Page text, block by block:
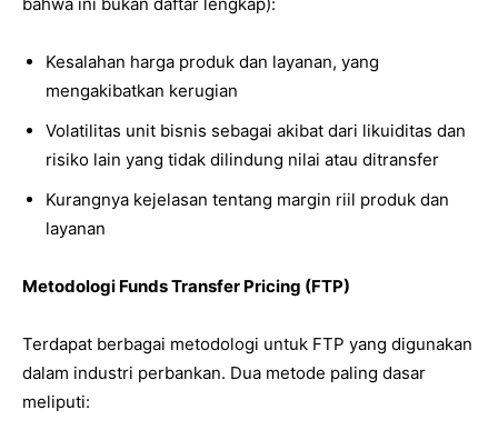
Kesalahan harga produk dan layanan, yang
mengakibatkan kerugian
Volatilitas unit bisnis sebagai akibat dari likuiditas dan
risiko lain yang tidak dilindung nilai atau ditransfer
Kurangnya kejelasan tentang margin riil produk dan
layanan
Metodologi Funds Transfer Pricing (FTP)
Terdapat berbagai metodologi untuk FTP yang digunakan
dalam industri perbankan. Dua metode paling dasar
meliputi: